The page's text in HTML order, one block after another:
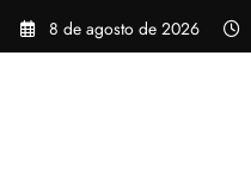
Pular
para
8 de agosto de 2026